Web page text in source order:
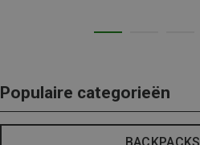
Populaire categorieën